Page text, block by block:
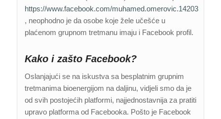
https://www.facebook.com/muhamed.omerovic.14203
, neophodno je da osobe koje žele učešće u
plaćenom grupnom tretmanu imaju i Facebook profil.
Kako i zašto Facebook?
Oslanjajući se na iskustva sa besplatnim grupnim
tretmanima bioenergijom na daljinu, vidjeli smo da je
od svih postojećih platformi, najjednostavnija za pratiti
upravo platforma od Facebooka. Pošto je Facebook